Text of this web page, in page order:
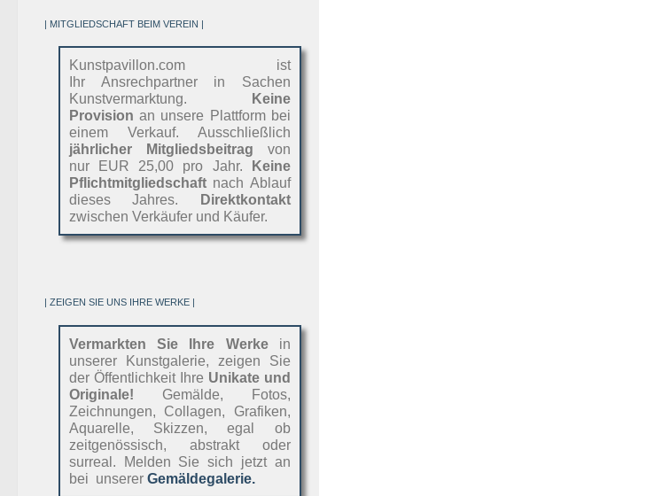
| MITGLIEDSCHAFT BEIM VEREIN |
Kunstpavillon.com ist
Ihr Ansrechpartner in Sachen
Kunstvermarktung.
Keine
Provision an unsere Plattform bei
einem Verkauf. Ausschließlich
jährlicher Mitgliedsbeitrag von
nur EUR 25,00 pro Jahr.
Keine
Pflichtmitgliedschaftnach Ablauf
dieses Jahres.
Direktkontakt
zwischen Verkäufer und Käufer.
| ZEIGEN SIE UNS IHRE WERKE |
Vermarkten Sie Ihre Werkein
unserer Kunstgalerie, zeigen Sie
der Öffentlichkeit Ihre Unikate und
Originale! Gemälde, Fotos,
Zeichnungen, Collagen, Grafiken,
Aquarelle, Skizzen, egal ob
zeitgenössisch, abstrakt oder
surreal. Melden Sie sich jetzt an
bei unserer Gemäldegalerie.